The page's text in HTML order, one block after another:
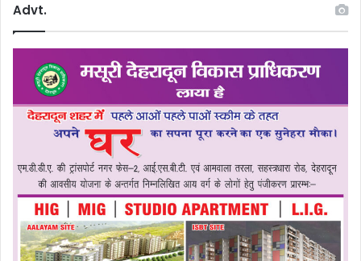
Advt.